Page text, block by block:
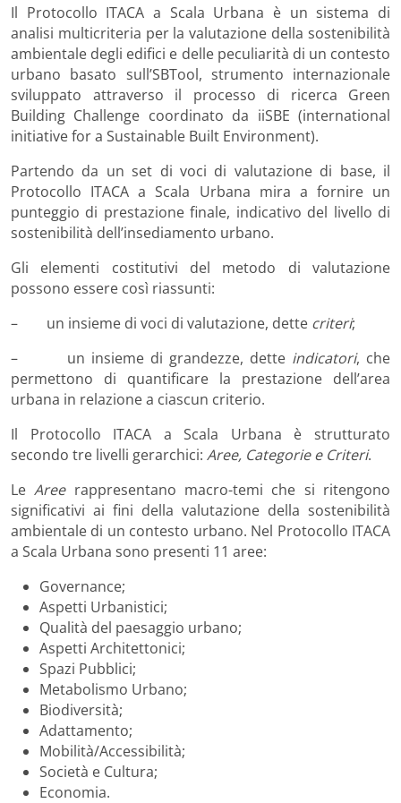
Il Protocollo ITACA a Scala Urbana è un sistema di
analisi multicriteria per la valutazione della sostenibilità
ambientale degli edifici e delle peculiarità di un contesto
urbano basato sull’SBTool, strumento internazionale
sviluppato attraverso il processo di ricerca Green
Building Challenge coordinato da iiSBE (international
initiative for a Sustainable Built Environment).
Partendo da un set di voci di valutazione di base, il
Protocollo ITACA a Scala Urbana mira a fornire un
punteggio di prestazione finale, indicativo del livello di
sostenibilità dell’insediamento urbano.
Gli elementi costitutivi del metodo di valutazione
possono essere così riassunti:
– un insieme di voci di valutazione, dette criteri;
– un insieme di grandezze, dette indicatori, che
permettono di quantificare la prestazione dell’area
urbana in relazione a ciascun criterio.
Il Protocollo ITACA a Scala Urbana è strutturato
secondo tre livelli gerarchici: Aree, Categorie e Criteri.
LeAreerappresentano macro-temi che si ritengono
significativi ai fini della valutazione della sostenibilità
ambientale di un contesto urbano. Nel Protocollo ITACA
a Scala Urbana sono presenti 11 aree:
Governance;
Aspetti Urbanistici;
Qualità del paesaggio urbano;
Aspetti Architettonici;
Spazi Pubblici;
Metabolismo Urbano;
Biodiversità;
Adattamento;
Mobilità/Accessibilità;
Società e Cultura;
Economia.